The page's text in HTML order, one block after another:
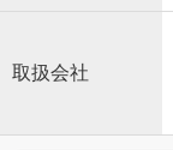
取扱会社